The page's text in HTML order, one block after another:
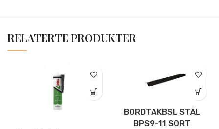
RELATERTE PRODUKTER
BORDTAKBSL STÅL
BPS9-11 SORT